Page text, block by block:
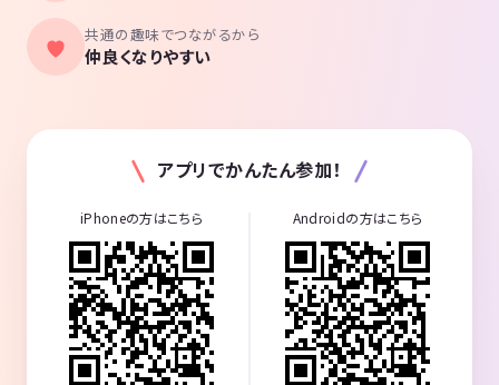
共通の趣味でつながるから
仲良くなりやすい
アプリでかんたん参加！
iPhoneの方はこちら Androidの方はこちら